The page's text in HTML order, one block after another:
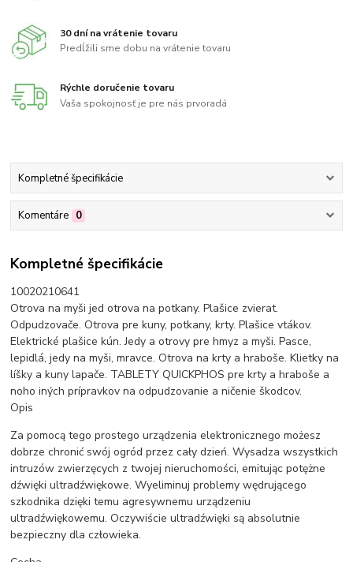
30 dní na vrátenie tovaru
Predĺžili sme dobu na vrátenie tovaru
Rýchle doručenie tovaru
Vaša spokojnosť je pre nás prvoradá
Kompletné špecifikácie
Komentáre 0
Kompletné špecifikácie
10020210641
Otrova na myši jed otrova na potkany. Plašice zvierat.
Odpudzovače. Otrova pre kuny, potkany, krty. Plašice vtákov.
Elektrické plašice kún. Jedy a otrovy pre hmyz a myši. Pasce,
lepidlá, jedy na myši, mravce. Otrova na krty a hraboše. Klietky na
líšky a kuny lapače. TABLETY QUICKPHOS pre krty a hraboše a
noho iných prípravkov na odpudzovanie a ničenie škodcov.
Opis
Za pomocą tego prostego urządzenia elektronicznego możesz
dobrze chronić swój ogród przez cały dzień. Wysadza wszystkich
intruzów zwierzęcych z twojej nieruchomości, emitując potężne
dźwięki ultradźwiękowe. Wyeliminuj problemy wędrującego
szkodnika dzięki temu agresywnemu urządzeniu
ultradźwiękowemu. Oczywiście ultradźwięki są absolutnie
bezpieczny dla człowieka.